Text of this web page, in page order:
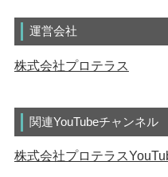
運営会社
株式会社プロテラス
関連YouTubeチャンネル
株式会社プロテラス